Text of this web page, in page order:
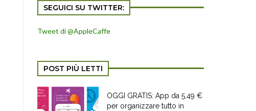
SEGUICI SU TWITTER:
Tweet di @AppleCaffe
POST PIÙ LETTI
OGGI GRATIS: App da 5,49 €
per organizzare tutto in